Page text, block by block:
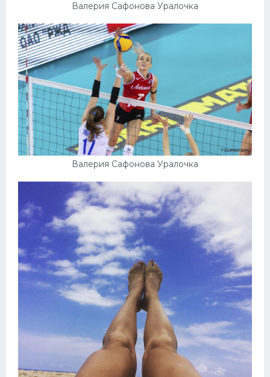
Валерия Сафонова Уралочка
Валерия Сафонова Уралочка